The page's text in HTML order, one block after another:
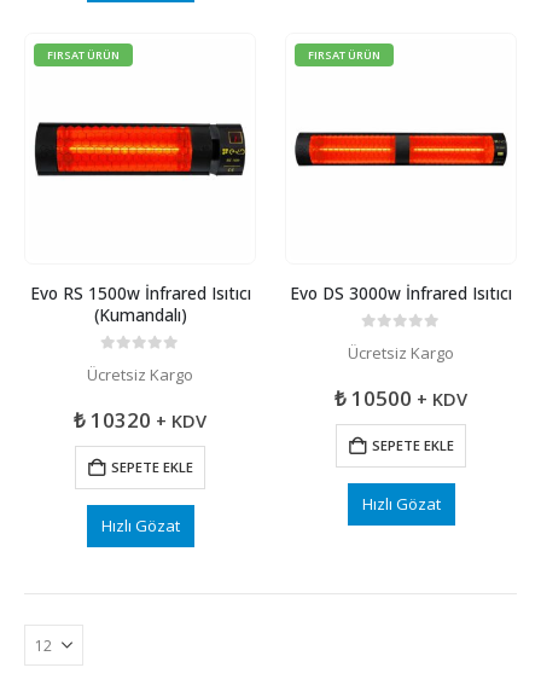
FIRSAT ÜRÜN
Evo RS 1500w İnfrared Isıtıcı
(Kumandalı)
Ücretsiz Kargo
₺ 10320 + KDV
SEPETE EKLE
Hızlı Gözat
FIRSAT ÜRÜN
Evo DS 3000w İnfrared Isıtıcı
Ücretsiz Kargo
₺ 10500 + KDV
SEPETE EKLE
Hızlı Gözat